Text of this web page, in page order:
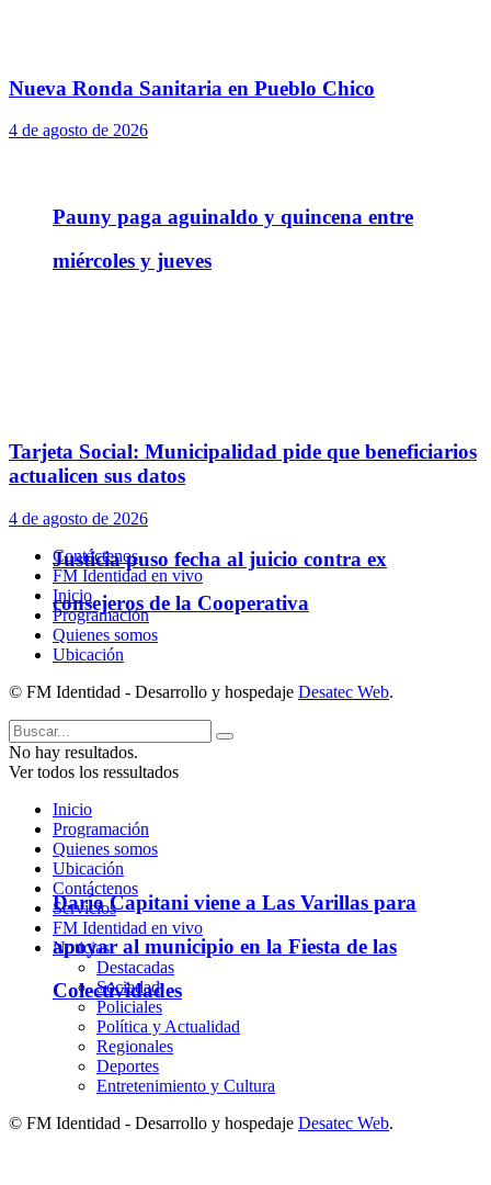
Pauny paga aguinaldo y quincena entre
miércoles y jueves
Justicia puso fecha al juicio contra ex
consejeros de la Cooperativa
Darío Capitani viene a Las Varillas para
apoyar al municipio en la Fiesta de las
Colectividades
Nueva Ronda Sanitaria en Pueblo Chico
4 de agosto de 2026
Tarjeta Social: Municipalidad pide que beneficiarios
actualicen sus datos
4 de agosto de 2026
Contáctenos
FM Identidad en vivo
Inicio
Programación
Quienes somos
Ubicación
© FM Identidad - Desarrollo y hospedaje Desatec Web.
No hay resultados.
Ver todos los ressultados
Inicio
Programación
Quienes somos
Ubicación
Contáctenos
Servicios
FM Identidad en vivo
Noticias
Destacadas
Sociedad
Policiales
Política y Actualidad
Regionales
Deportes
Entretenimiento y Cultura
© FM Identidad - Desarrollo y hospedaje Desatec Web.